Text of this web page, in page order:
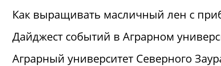
Как выращивать масличный лен с
Дайджест событий в Аграрном
Аграрный университет Северного